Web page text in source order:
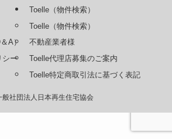
A）
シー
Toelle（物件検索）
Toelle（物件検索）
不動産業者様
Toelle代理店募集のご案内
Toelle特定商取引法に基づく表記
般社団法人日本再生住宅協会